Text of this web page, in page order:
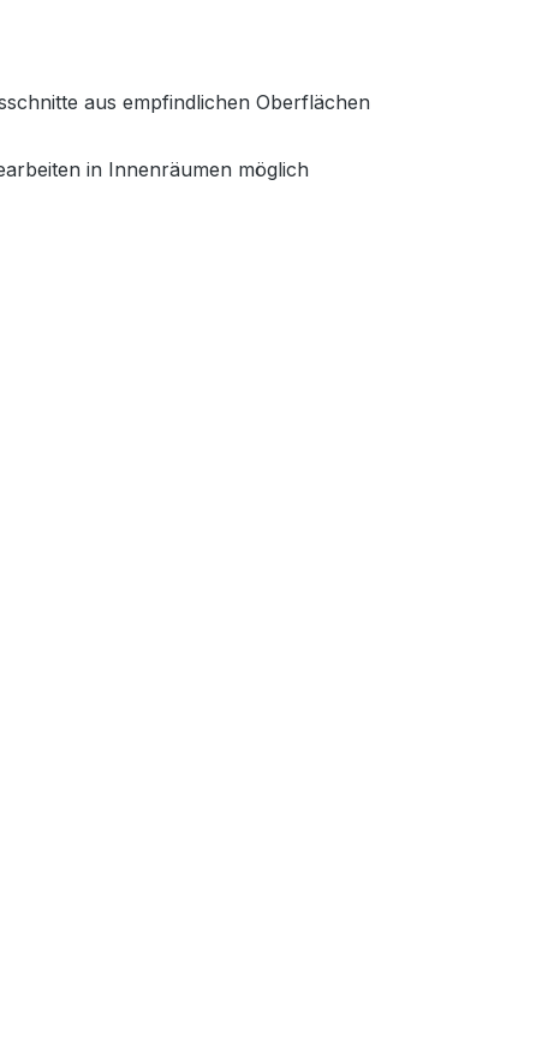
aus empfindlichen Oberflächen
in Innenräumen möglich